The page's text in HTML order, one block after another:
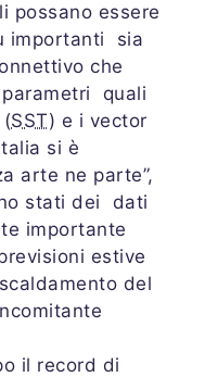
possano essere
importanti sia
che
quali
(SST) e i vector
si è
arte ne parte”,
stati dei dati
importante
estive
del
il record di